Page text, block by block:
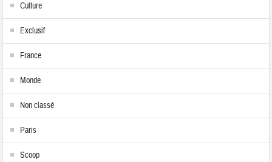
Culture
Exclusif
France
Monde
Non classé
Paris
Scoop